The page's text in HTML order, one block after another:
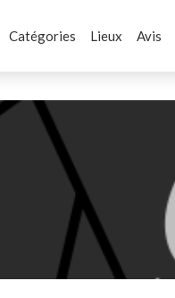
Catégories Lieux Avis